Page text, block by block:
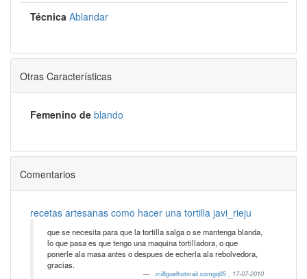
Técnica Ablandar
Otras Características
Femenino de blando
Comentarios
recetas artesanas como hacer una tortilla javi_rieju
que se necesita para que la tortilla salga o se mantenga blanda,
lo que pasa es que tengo una maquina tortilladora, o que
ponerle ala masa antes o despues de echerla ala rebolvedora,
gracias.
mi8guelhotmail.comgq05 , 17-07-2010